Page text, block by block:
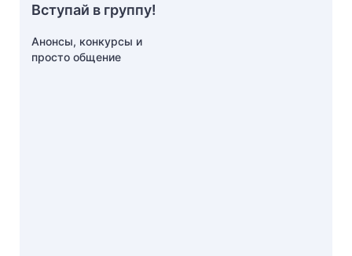
Вступай в группу!
Анонсы, конкурсы и
просто общение